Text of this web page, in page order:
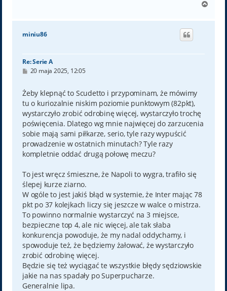
g
miniu86
Re: Serie A
P
t
20 maja 2025, 12:05
Żeby klepnąć to Scudetto i przypominam, że mówimy
tu o kuriozalnie niskim poziomie punktowym (82pkt),
wystarczyło zrobić odrobinę więcej, wystarczyło trochę
poświęcenia. Dlatego wg mnie najwięcej do zarzucenia
sobie mają sami piłkarze, serio, tyle razy wypuścić
prowadzenie w ostatnich minutach? Tyle razy
kompletnie oddać drugą połowę meczu?
To jest wręcz śmieszne, że Napoli to wygra, trafiło się
ślepej kurze ziarno.
W ogóle to jest jakiś błąd w systemie, że Inter mając 78
pkt po 37 kolejkach liczy się jeszcze w walce o mistrza.
To powinno normalnie wystarczyć na 3 miejsce,
bezpieczne top 4, ale nic więcej, ale tak słaba
konkurencja powoduje, że my nadal oddychamy, i
spowoduje też, że będziemy żałować, że wystarczyło
zrobić odrobinę więcej.
Będzie się też wyciągać te wszystkie błędy sędziowskie
jakie na nas spadały po Superpucharze.
Generalnie lipa.